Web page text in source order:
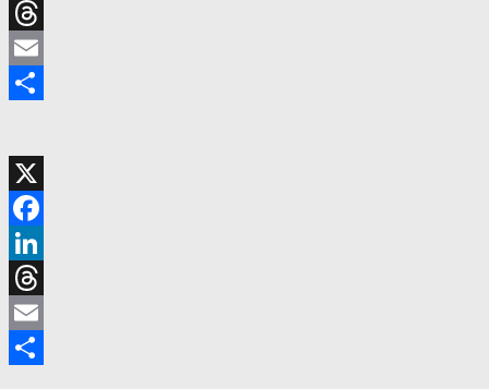
LinkedIn
Threads
Email
有
X
Facebook
LinkedIn
Threads
Email